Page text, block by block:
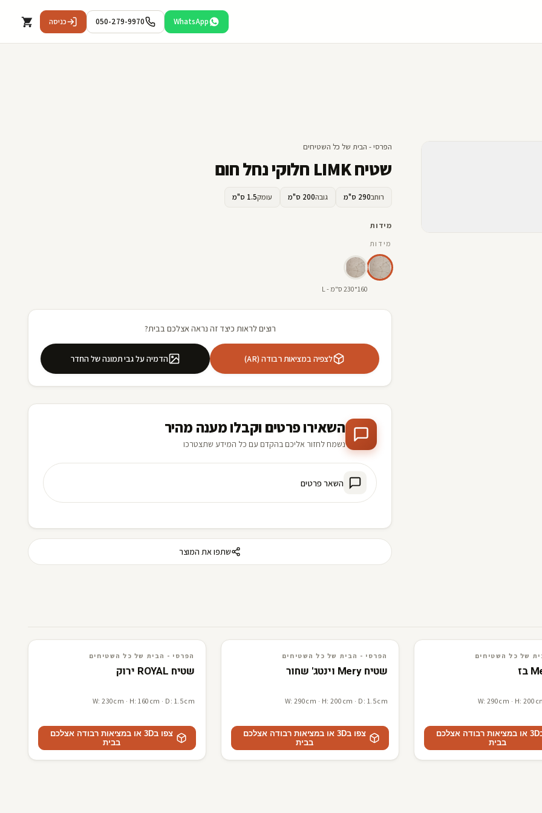
WhatsApp
050-279-9970 כניסה
הפרסי - הבית של כל השטיחים
שטיח LIMK חלוקי נחל חום
רוחב290 ס"מ גובה200 ס"מ עומק1.5 ס"מ
מידות
מידות
160*230 ס"מ - L
רוצים לראות כיצד זה נראה אצלכם בבית?
לצפיה במציאות רבודה (AR) הדמיה על גבי תמונה של החדר
השאירו פרטים וקבלו מענה מהיר
נשמח לחזור אליכם בהקדם עם כל המידע שתצטרכו
השאר פרטים
שתפו את המוצר
של כל השטיחים
W: 290cm · H:
צפו ב3D או במציאות רבודה אצלכם
בבית
3D · AR הפרסי - הבית של כל השטיחים
הפרסי - הבית של כל השטיחים
שטיח Mery וינטג' שחור
W: 290cm · H: 200cm · D: 1.5cm
צפו ב3D או במציאות רבודה אצלכם
בבית
3D · AR הפרסי - הבית של כל השטיחים
הפרסי - הבית של כל השטיחים
שטיח ROYAL ירוק
W: 230cm · H: 160cm · D: 1.5cm
צפו ב3D או במציאות רבודה אצלכם
בבית